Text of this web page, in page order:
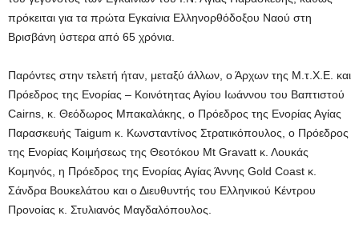
πρόκειται για τα πρώτα Εγκαίνια Ελληνορθόδοξου Ναού στη
Βρισβάνη ύστερα από 65 χρόνια.
Παρόντες στην τελετή ήταν, μεταξύ άλλων, ο Άρχων της Μ.τ.Χ.Ε. και
Πρόεδρος της Ενορίας – Κοινότητας Αγίου Ιωάννου του Βαπτιστού
Cairns, κ. Θεόδωρος Μπακαλάκης, ο Πρόεδρος της Ενορίας Αγίας
Παρασκευής Taigum κ. Κωνσταντίνος Στρατικόπουλος, ο Πρόεδρος
της Ενορίας Κοιμήσεως της Θεοτόκου Mt Gravatt κ. Λουκάς
Κομηνός, η Πρόεδρος της Ενορίας Αγίας Άννης Gold Coast κ.
Σάνδρα Βουκελάτου και ο Διευθυντής του Ελληνικού Κέντρου
Προνοίας κ. Στυλιανός Μαγδαλόπουλος.